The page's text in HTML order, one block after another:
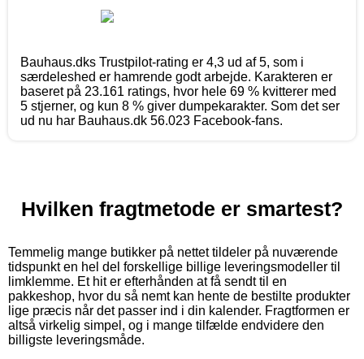
Bauhaus.dks Trustpilot-rating er 4,3 ud af 5, som i
særdeleshed er hamrende godt arbejde. Karakteren er
baseret på 23.161 ratings, hvor hele 69 % kvitterer med
5 stjerner, og kun 8 % giver dumpekarakter. Som det ser
ud nu har Bauhaus.dk 56.023 Facebook-fans.
Hvilken fragtmetode er smartest?
Temmelig mange butikker på nettet tildeler på nuværende
tidspunkt en hel del forskellige billige leveringsmodeller til
limklemme. Et hit er efterhånden at få sendt til en
pakkeshop, hvor du så nemt kan hente de bestilte produkter
lige præcis når det passer ind i din kalender. Fragtformen er
altså virkelig simpel, og i mange tilfælde endvidere den
billigste leveringsmåde.